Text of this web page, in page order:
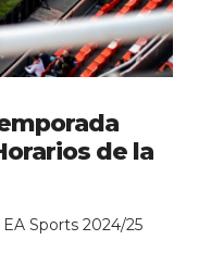
de la
Sports 2024/25